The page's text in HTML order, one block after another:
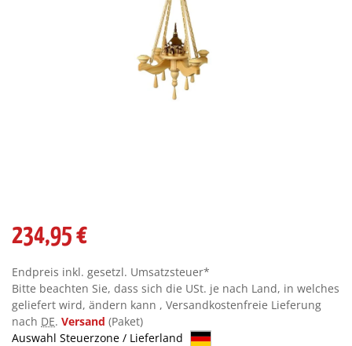
234,95 €
Endpreis inkl. gesetzl. Umsatzsteuer*
Bitte beachten Sie, dass sich die USt. je nach Land, in welches
geliefert wird, ändern kann , Versandkostenfreie Lieferung
nach DE. Versand (Paket)
Auswahl Steuerzone / Lieferland